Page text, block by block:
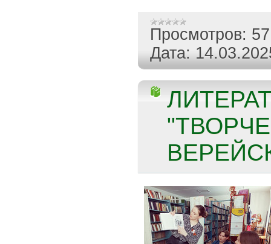
Просмотров: 57
Дата: